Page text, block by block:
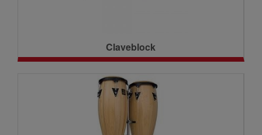
Claveblock